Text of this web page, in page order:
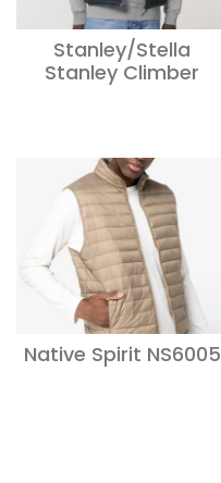
Stanley/Stella
Stanley Climber
Native Spirit NS6005